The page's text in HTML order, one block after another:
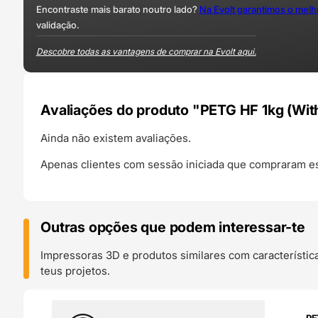
Encontraste mais barato noutro lado? Na Evolt garantimos o
validação.
Descobre todas as vantagens de comprar na Evolt aqui.
Avaliações do produto "PETG HF 1kg
Ainda não existem avaliações.
Apenas clientes com sessão iniciada que compraram
Outras opções que podem interessar-te
Impressoras 3D e produtos similares com
teus projetos.